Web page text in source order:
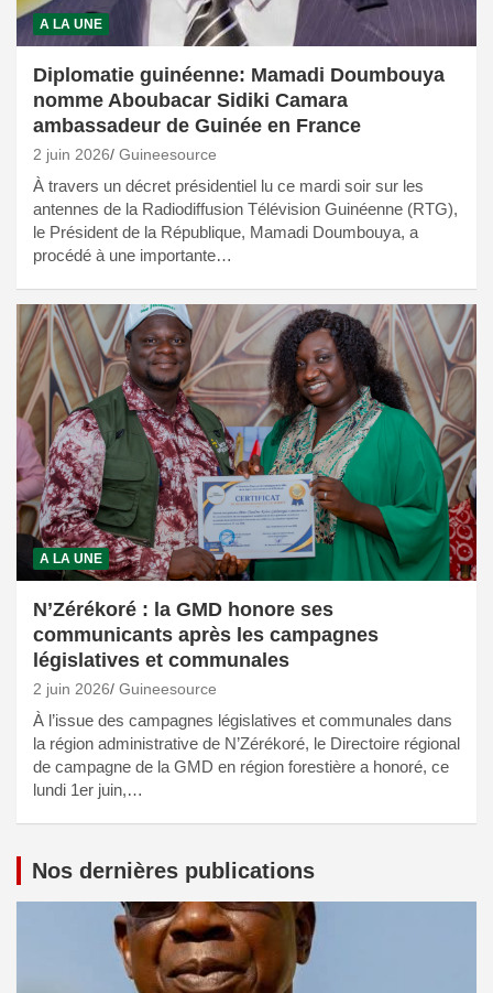
A LA UNE
Diplomatie guinéenne: Mamadi Doumbouya
nomme Aboubacar Sidiki Camara
ambassadeur de Guinée en France
2 juin 2026 Guineesource
À travers un décret présidentiel lu ce mardi soir sur les
antennes de la Radiodiffusion Télévision Guinéenne (RTG),
le Président de la République, Mamadi Doumbouya, a
procédé à une importante…
A LA UNE
N’Zérékoré : la GMD honore ses
communicants après les campagnes
législatives et communales
2 juin 2026 Guineesource
À l’issue des campagnes législatives et communales dans
la région administrative de N’Zérékoré, le Directoire régional
de campagne de la GMD en région forestière a honoré, ce
lundi 1er juin,…
Nos dernières publications